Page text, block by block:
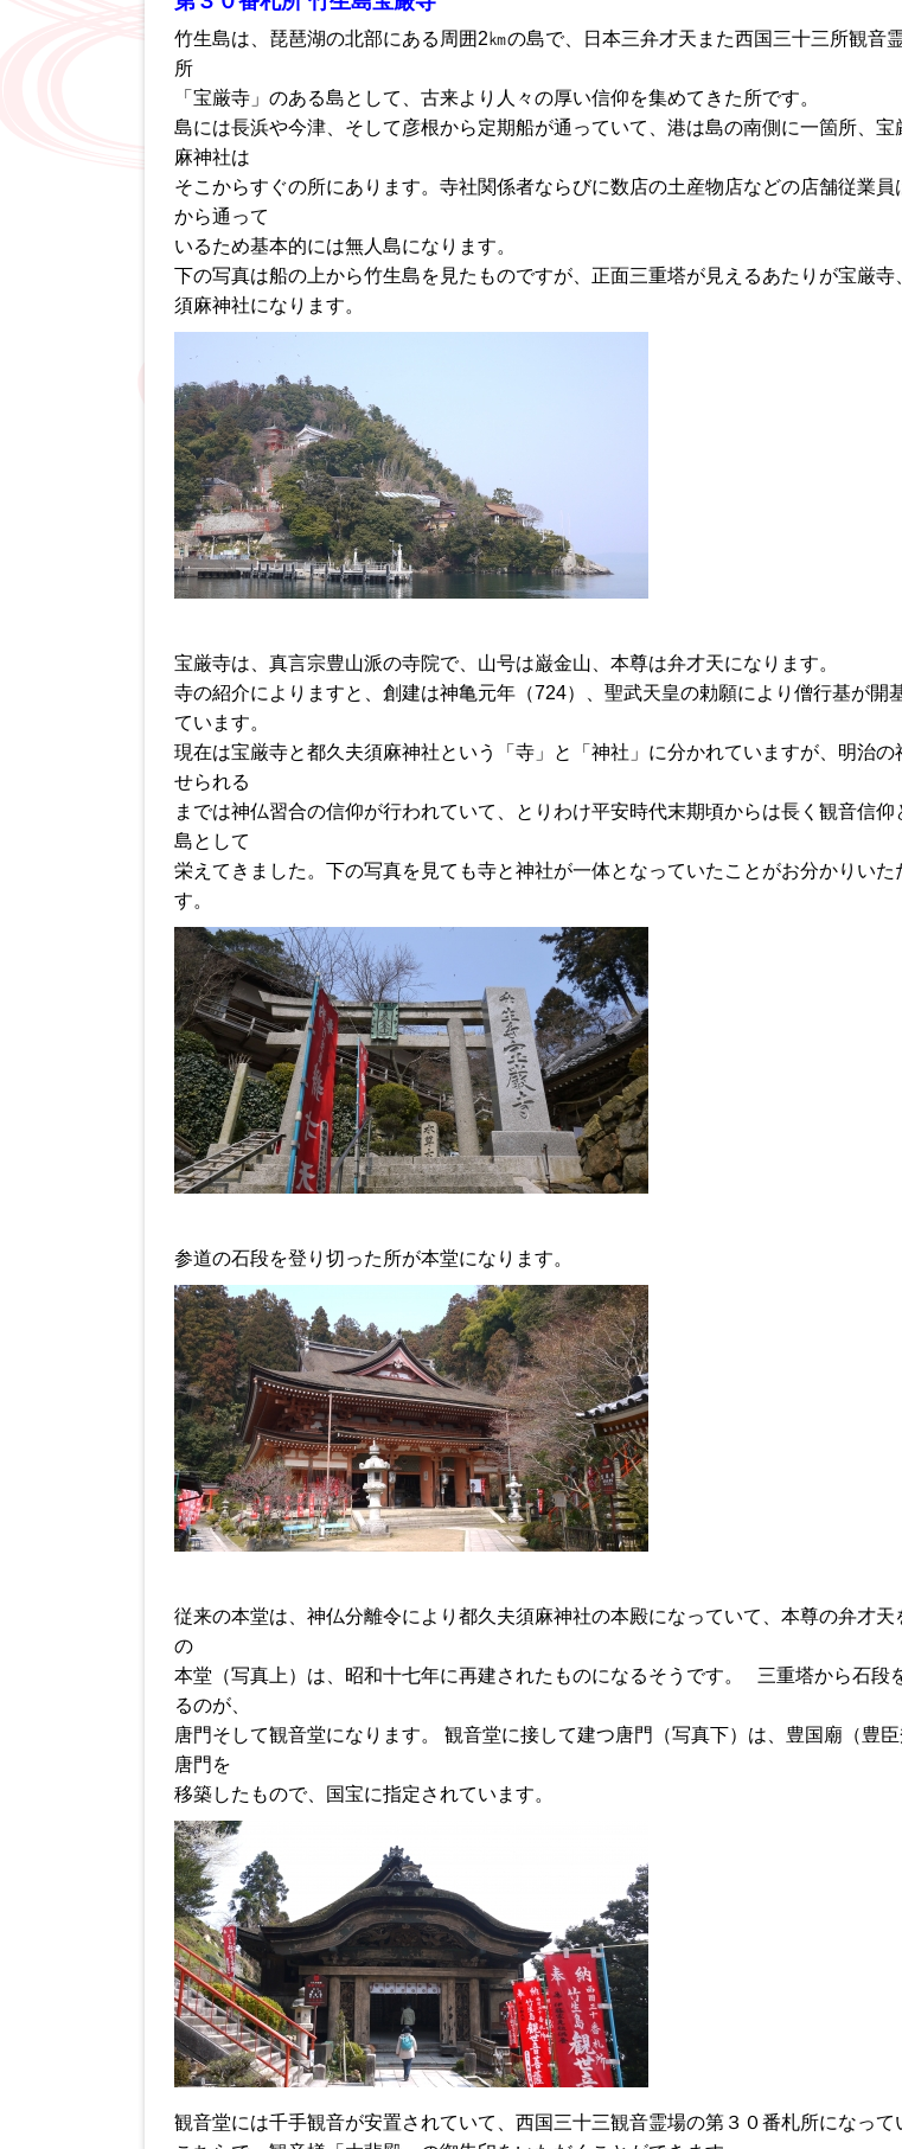
竹生島は、琵琶湖の北部にある周囲2㎞の島で、日本三弁才天また西国三十三所観音
所
「宝厳寺」のある島として、古来より人々の厚い信仰を集めてきた所です。
島には長浜や今津、そして彦根から定期船が通っていて、港は島の南側に一箇所、宝
麻神社は
そこからすぐの所にあります。寺社関係者ならびに数店の土産物店などの店舗従業員
から通って
いるため基本的には無人島になります。
下の写真は船の上から竹生島を見たものですが、正面三重塔が見えるあたりが宝厳寺
須麻神社になります。
宝厳寺は、真言宗豊山派の寺院で、山号は巌金山、本尊は弁才天になります。
寺の紹介によりますと、創建は神亀元年（724）、聖武天皇の勅願により僧行基が開
ています。
現在は宝厳寺と都久夫須麻神社という「寺」と「神社」に分かれていますが、明治の
せられる
までは神仏習合の信仰が行われていて、とりわけ平安時代末期頃からは長く観音信仰
島として
栄えてきました。下の写真を見ても寺と神社が一体となっていたことがお分かりいた
す。
参道の石段を登り切った所が本堂になります。
従来の本堂は、神仏分離令により都久夫須麻神社の本殿になっていて、本尊の弁才天
の
本堂（写真上）は、昭和十七年に再建されたものになるそうです。 三重塔から石段
るのが、
唐門そして観音堂になります。 観音堂に接して建つ唐門（写真下）は、豊国廟（豊
唐門を
移築したもので、国宝に指定されています。
観音堂には千手観音が安置されていて、西国三十三観音霊場の第３０番札所になって